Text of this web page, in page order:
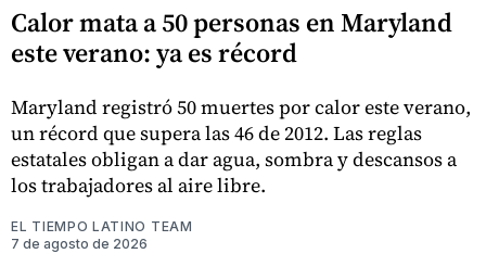
Calor mata a 50 personas en Maryland
este verano: ya es récord
Maryland registró 50 muertes por calor este verano,
un récord que supera las 46 de 2012. Las reglas
estatales obligan a dar agua, sombra y descansos a
los trabajadores al aire libre.
EL TIEMPO LATINO TEAM
7 de agosto de 2026